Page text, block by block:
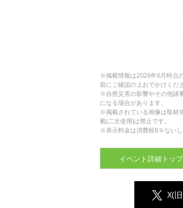
※掲載情報は2026年6月時点
前にご確認の上おでかけくださ
※自然災害の影響やその他諸
になる場合があります。
※掲載されている画像は取材
載(二次使用)は禁止です。
※表示料金は消費税8％ないし
イベント詳細 トップ
X(